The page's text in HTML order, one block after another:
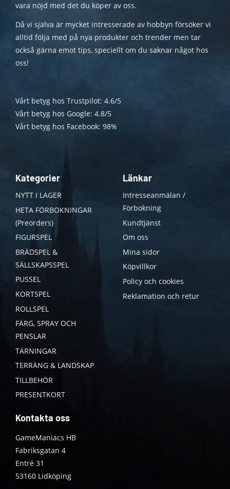
vara nöjd med det du köper av oss.
Då vi själva är mycket intresserade av hobbyn försöker vi
alltid följa med på nya produkter och trender men tar
också gärna emot tips, speciellt om du saknar något hos
oss!
Vårt betyg hos Trustpilot: 4.6/5
Vårt betyg hos Google: 4.8/5
Vårt betyg hos Facebook: 98%
Kategorier
NYTT I LAGER
HETA FÖRBOKNINGAR
(Preorders)
FIGURSPEL
BRÄDSPEL &
SÄLLSKAPSSPEL
PUSSEL
KORTSPEL
ROLLSPEL
FÄRG, SPRAY OCH
PENSLAR
TÄRNINGAR
TERRÄNG & LANDSKAP
TILLBEHÖR
PRESENTKORT
Länkar
Intresseanmälan /
Förbokning
Kundtjänst
Om oss
Mina sidor
Köpvillkor
Policy och cookies
Reklamation och retur
Kontakta oss
GameManiacs HB
Fabriksgatan 4
Entré 31
53160 Lidköping